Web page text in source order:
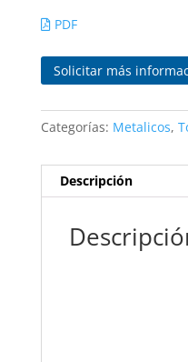
PDF
Categorías: Metalicos,
Descripción